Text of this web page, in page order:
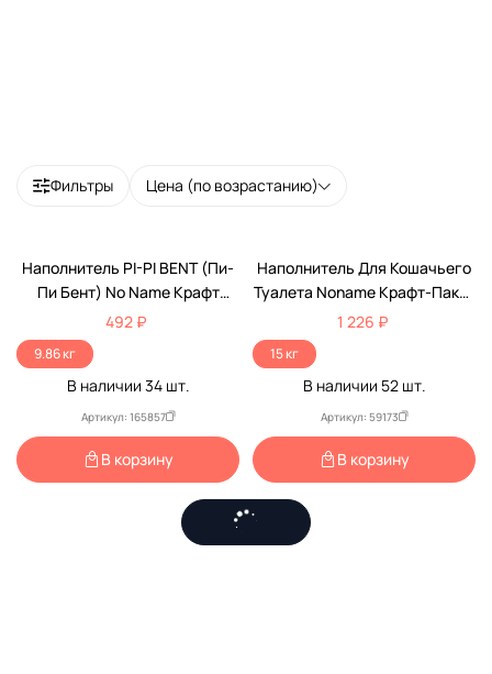
Фильтры Цена (по возрастанию)
Наполнитель PI-PI BENT (Пи-
Пи Бент) No Name Крафт
Пакет 25л
492 ₽
9.86 кг
В наличии 34шт.
Артикул: 165857
В корзину
Наполнитель Для Кошачьего
Туалета Noname Крафт-Пакет
15кг
1 226 ₽
15 кг
В наличии 52шт.
Артикул: 59173
В корзину